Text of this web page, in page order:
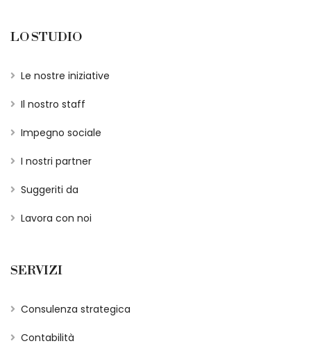
LO STUDIO
Le nostre iniziative
Il nostro staff
Impegno sociale
I nostri partner
Suggeriti da
Lavora con noi
SERVIZI
Consulenza strategica
Contabilità